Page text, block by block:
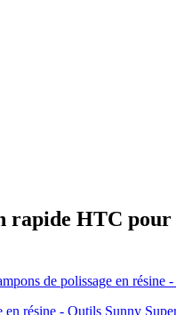
HTC pour